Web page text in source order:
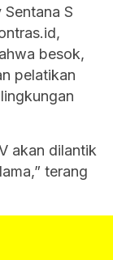
S
besok,
pelatikan
akan dilantik
terang